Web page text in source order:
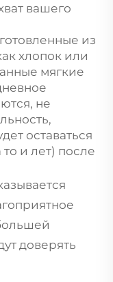
вашего
из
хлопок или
мягкие
не
оставаться
и лет) после
доверять